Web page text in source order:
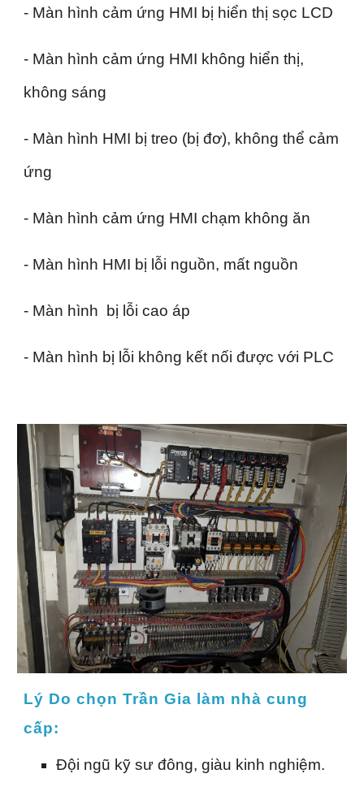
- Màn hình cảm ứng HMI bị hiển thị sọc LCD
- Màn hình cảm ứng HMI không hiển thị,
không sáng
- Màn hình HMI bị treo (bị đơ), không thể cảm
ứng
- Màn hình cảm ứng HMI chạm không ăn
- Màn hình HMI bị lỗi nguồn, mất nguồn
- Màn hình bị lỗi cao áp
- Màn hình bị lỗi không kết nối được với PLC
Lý Do chọn Trần Gia làm nhà cung
cấp:
Đội ngũ kỹ sư đông, giàu kinh nghiệm.